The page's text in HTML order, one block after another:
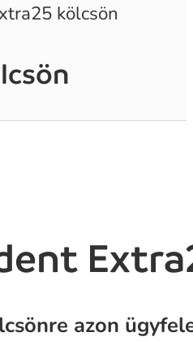
kölcsön
azon